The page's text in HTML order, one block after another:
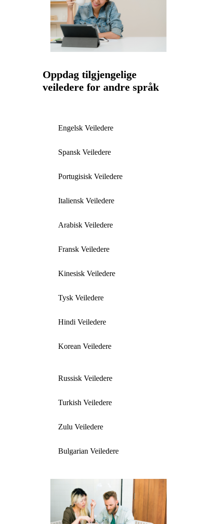
Oppdag tilgjengelige
veiledere for andre språk
Engelsk Veiledere
Spansk Veiledere
Portugisisk Veiledere
Italiensk Veiledere
Arabisk Veiledere
Fransk Veiledere
Kinesisk Veiledere
Tysk Veiledere
Hindi Veiledere
Korean Veiledere
Russisk Veiledere
Turkish Veiledere
Zulu Veiledere
Bulgarian Veiledere